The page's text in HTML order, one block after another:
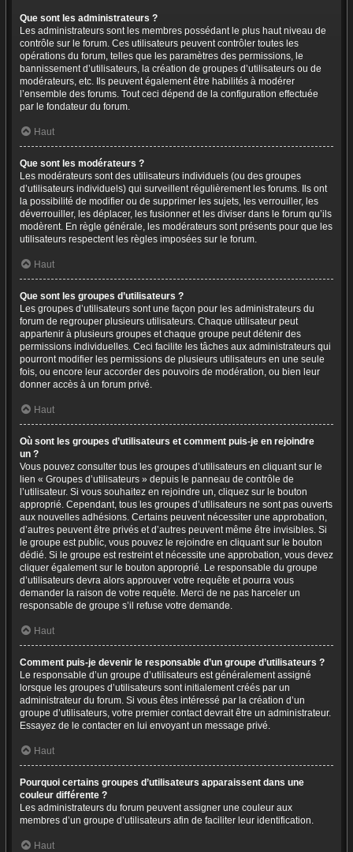
Que sont les administrateurs ?
Les administrateurs sont les membres possédant le plus haut niveau de
contrôle sur le forum. Ces utilisateurs peuvent contrôler toutes les
opérations du forum, telles que les paramètres des permissions, le
bannissement d’utilisateurs, la création de groupes d’utilisateurs ou de
modérateurs, etc. Ils peuvent également être habilités à modérer
l’ensemble des forums. Tout ceci dépend de la configuration effectuée
par le fondateur du forum.
Haut
Que sont les modérateurs ?
Les modérateurs sont des utilisateurs individuels (ou des groupes
d’utilisateurs individuels) qui surveillent régulièrement les forums. Ils ont
la possibilité de modifier ou de supprimer les sujets, les verrouiller, les
déverrouiller, les déplacer, les fusionner et les diviser dans le forum qu’ils
modèrent. En règle générale, les modérateurs sont présents pour que les
utilisateurs respectent les règles imposées sur le forum.
Haut
Que sont les groupes d’utilisateurs ?
Les groupes d’utilisateurs sont une façon pour les administrateurs du
forum de regrouper plusieurs utilisateurs. Chaque utilisateur peut
appartenir à plusieurs groupes et chaque groupe peut détenir des
permissions individuelles. Ceci facilite les tâches aux administrateurs qui
pourront modifier les permissions de plusieurs utilisateurs en une seule
fois, ou encore leur accorder des pouvoirs de modération, ou bien leur
donner accès à un forum privé.
Haut
Où sont les groupes d’utilisateurs et comment puis-je en rejoindre
un ?
Vous pouvez consulter tous les groupes d’utilisateurs en cliquant sur le
lien « Groupes d’utilisateurs » depuis le panneau de contrôle de
l’utilisateur. Si vous souhaitez en rejoindre un, cliquez sur le bouton
approprié. Cependant, tous les groupes d’utilisateurs ne sont pas ouverts
aux nouvelles adhésions. Certains peuvent nécessiter une approbation,
d’autres peuvent être privés et d’autres peuvent même être invisibles. Si
le groupe est public, vous pouvez le rejoindre en cliquant sur le bouton
dédié. Si le groupe est restreint et nécessite une approbation, vous devez
cliquer également sur le bouton approprié. Le responsable du groupe
d’utilisateurs devra alors approuver votre requête et pourra vous
demander la raison de votre requête. Merci de ne pas harceler un
responsable de groupe s’il refuse votre demande.
Haut
Comment puis-je devenir le responsable d’un groupe d’utilisateurs ?
Le responsable d’un groupe d’utilisateurs est généralement assigné
lorsque les groupes d’utilisateurs sont initialement créés par un
administrateur du forum. Si vous êtes intéressé par la création d’un
groupe d’utilisateurs, votre premier contact devrait être un administrateur.
Essayez de le contacter en lui envoyant un message privé.
Haut
Pourquoi certains groupes d’utilisateurs apparaissent dans une
couleur différente ?
Les administrateurs du forum peuvent assigner une couleur aux
membres d’un groupe d’utilisateurs afin de faciliter leur identification.
Haut